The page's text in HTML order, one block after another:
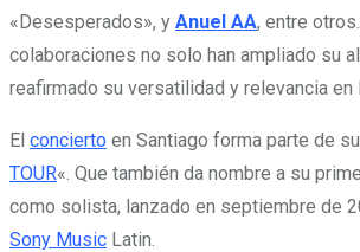
«Desesperados», y Anuel AA, entre
colaboraciones no solo han ampliado su
reafirmado su versatilidad y relevancia en
El concierto en Santiago forma parte de
TOUR«. Que también da nombre a su
como solista, lanzado en septiembre de
Sony Music Latin.